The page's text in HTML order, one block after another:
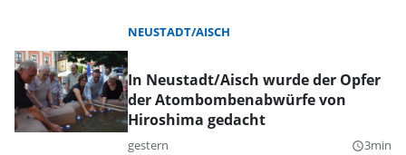
NEUSTADT/AISCH
In Neustadt/Aisch wurde der Opfer
der Atombombenabwürfe von
Hiroshima gedacht
gestern query_builder3min